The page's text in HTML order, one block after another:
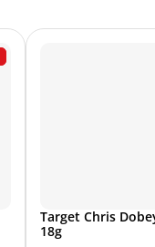
Target Chris
18g